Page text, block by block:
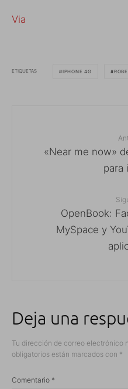
Via
ETIQUETAS IPHONE 4G
«Near me now»
para
OpenBook:
MySpace y
Deja una
Tu dirección de correo electrónico
obligatorios están marcados con *
Comentario *